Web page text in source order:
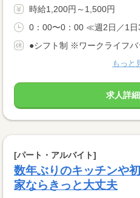
時給1,200円～1,500円
0：00〜0：00 ≪週2日／1
●シフト制 ※ワークライフバ
もっと
求人詳
[パート・アルバイト]
数年ぶりのキッチンや
家ならきっと大丈夫